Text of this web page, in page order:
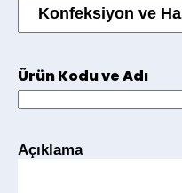
Ürün Kodu ve Adı
Açıklama